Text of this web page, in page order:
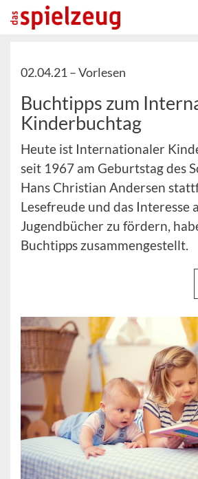
02.04.21 –Vorlesen
Buchtipps zum
Kinderbuchtag
Heute ist Internationaler
seit 1967 am Geburtstag des
Hans Christian Andersen
Lesefreude und das Interesse
Jugendbücher zu fördern,
Buchtipps zusammengestellt.